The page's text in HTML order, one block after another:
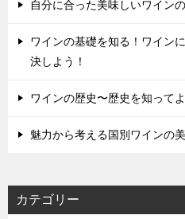
自分に合った美味しいワイン
ワインの基礎を知る！ワイン
決しよう！
ワインの歴史〜歴史を知って
魅力から考える国別ワインの
カテゴリー